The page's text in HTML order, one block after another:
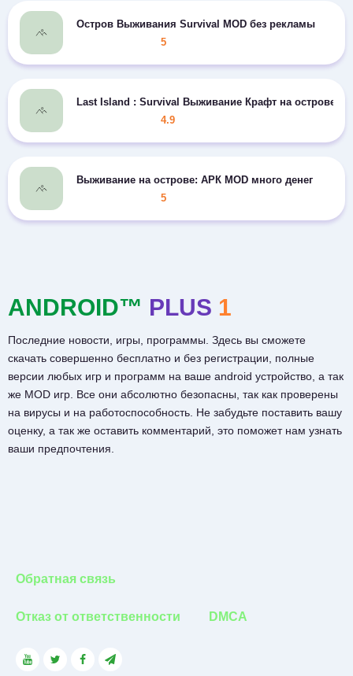
Остров Выживания Survival MOD без рекламы
5
Last Island : Survival Выживание Крафт на острове
4.9
Выживание на острове: АРК MOD много денег
5
ANDROID™ PLUS 1
Последние новости, игры, программы. Здесь вы сможете
скачать совершенно бесплатно и без регистрации, полные
версии любых игр и программ на ваше android устройство, а так
же MOD игр. Все они абсолютно безопасны, так как проверены
на вирусы и на работоспособность. Не забудьте поставить вашу
оценку, а так же оставить комментарий, это поможет нам узнать
ваши предпочтения.
Обратная связь
Отказ от ответственности DMCA